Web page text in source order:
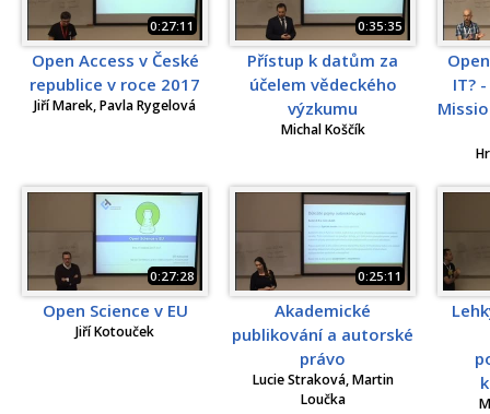
0:27:11
Open Access v České
republice v roce 2017
Jiří Marek, Pavla Rygelová
0:35:35
Přístup k datům za
účelem vědeckého
výzkumu
Michal Koščík
IT?
0:27:28
Open Science v EU
Jiří Kotouček
0:25:11
Akademické
publikování a autorské
právo
Lucie Straková, Martin
Loučka